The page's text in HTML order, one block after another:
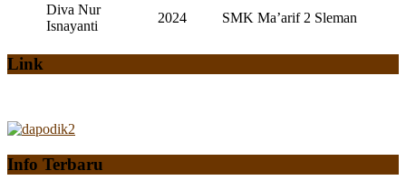
Diva Nur
Isnayanti
2024 SMK Ma’arif 2 Sleman
Link
Info Terbaru